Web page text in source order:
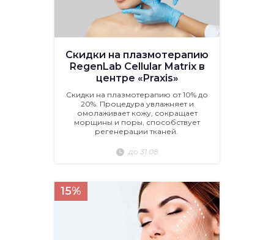
Скидки на плазмотерапию
RegenLab Cellular Matrix в
центре «Praxis»
Скидки на плазмотерапию от 10% до
20%. Процедура увлажняет и
омолаживает кожу, сокращает
морщины и поры, способствует
регенерации тканей.
до 31.08
15%